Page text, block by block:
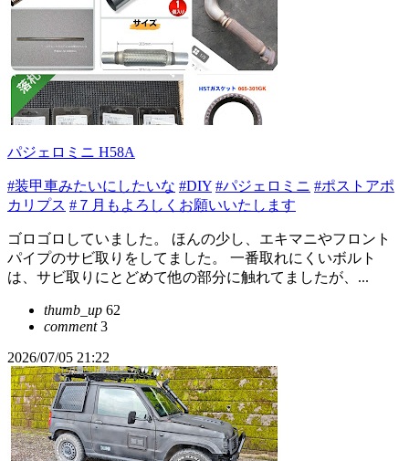
パジェロミニ H58A
#装甲車みたいにしたいな #DIY #パジェロミニ #ポストアポ
カリプス #７月もよろしくお願いいたします
ゴロゴロしていました。 ほんの少し、エキマニやフロント
パイプのサビ取りをしてました。 一番取れにくいボルト
は、サビ取りにとどめて他の部分に触れてましたが、...
thumb_up 62
comment3
2026/07/05 21:22